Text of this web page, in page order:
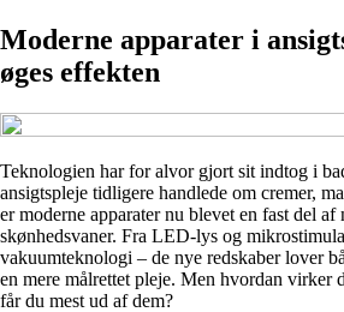
Moderne apparater i
øges effekten
Teknologien har for alvor gjort sit indtog i
ansigtspleje tidligere handlede om cremer,
er moderne apparater nu blevet en fast del af
skønhedsvaner. Fra LED-lys og
vakuumteknologi – de nye redskaber lover
en mere målrettet pleje. Men hvordan virker
får du mest ud af dem?